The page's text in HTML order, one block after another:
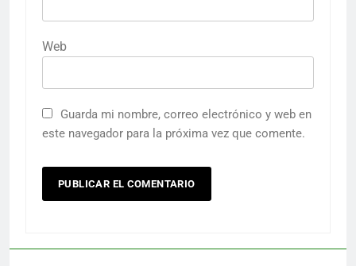
Web
Guarda mi nombre, correo electrónico y web en
este navegador para la próxima vez que comente.